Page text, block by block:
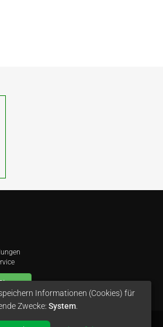
uns
Informationen (Cookies) für
Zwecke: System